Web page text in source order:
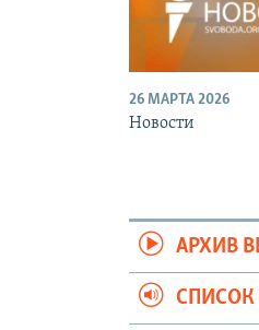
26 МАРТА 2026
Новости
АРХИВ